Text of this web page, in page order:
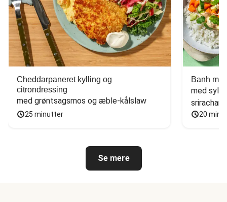
Cheddarpaneret kylling og
citrondressing
med grøntsagsmos og æble-kålslaw
25 minutter
Banh mi-
med
20
Se mere